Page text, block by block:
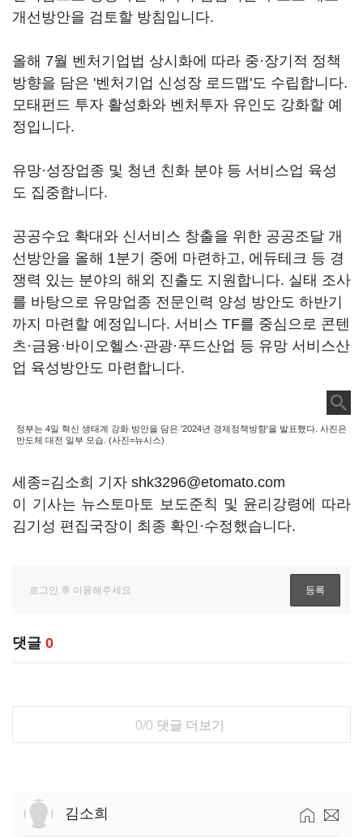
개선방안을 검토할 방침입니다.
올해 7월 벤처기업법 상시화에 따라 중·장기적 정책
방향을 담은 '벤처기업 신성장 로드맵'도 수립합니다.
모태펀드 투자 활성화와 벤처투자 유인도 강화할 예
정입니다.
유망·성장업종 및 청년 친화 분야 등 서비스업 육성
도 집중합니다.
공공수요 확대와 신서비스 창출을 위한 공공조달 개
선방안을 올해 1분기 중에 마련하고, 에듀테크 등 경
쟁력 있는 분야의 해외 진출도 지원합니다. 실태 조사
를 바탕으로 유망업종 전문인력 양성 방안도 하반기
까지 마련할 예정입니다. 서비스 TF를 중심으로 콘텐
츠·금융·바이오헬스·관광·푸드산업 등 유망 서비스산
업 육성방안도 마련합니다.
정부는 4일 혁신 생태계 강화 방안을 담은 '2024년 경제정책방향'을 발표했다. 사진은
반도체 대전 일부 모습. (사진=뉴시스)
세종=김소희 기자 shk3296@etomato.com
이 기사는 뉴스토마토 보도준칙 및 윤리강령에 따라
김기성 편집국장이 최종 확인·수정했습니다.
댓글 0
0/0 댓글 더보기
김소희